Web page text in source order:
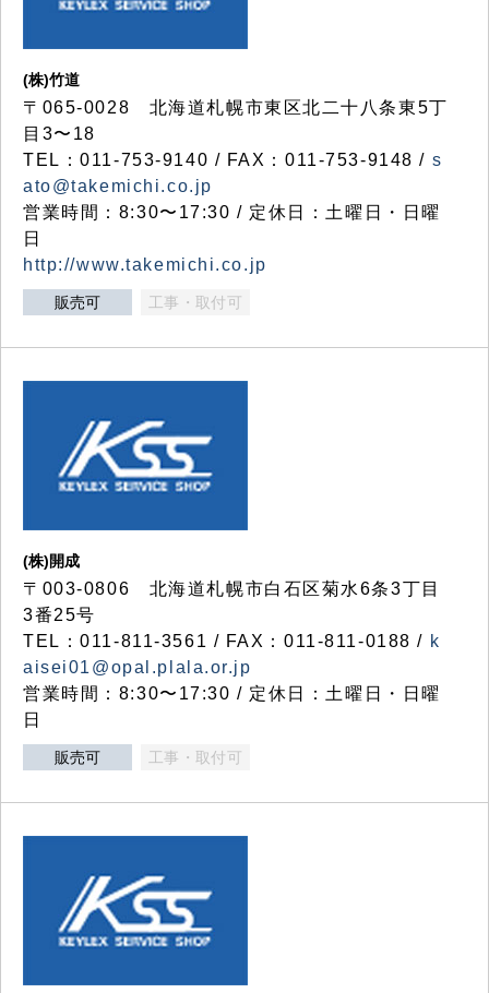
(株)竹道
〒065-0028 北海道札幌市東区北二十八条東5丁
目3〜18
TEL：011-753-9140 / FAX：011-753-9148 / s
ato@takemichi.co.jp
営業時間：8:30〜17:30 / 定休日：土曜日・日曜
日
http://www.takemichi.co.jp
販売可 工事・取付可
(株)開成
〒003-0806 北海道札幌市白石区菊水6条3丁目
3番25号
TEL：011-811-3561 / FAX：011-811-0188 / k
aisei01@opal.plala.or.jp
営業時間：8:30〜17:30 / 定休日：土曜日・日曜
日
販売可 工事・取付可